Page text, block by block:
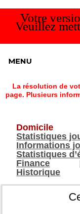
Votre
Veuillez
MENU
La résolution de
page. Plusieurs
Domicile
Statistiques
Informations
Statistiques
Finance
Historique